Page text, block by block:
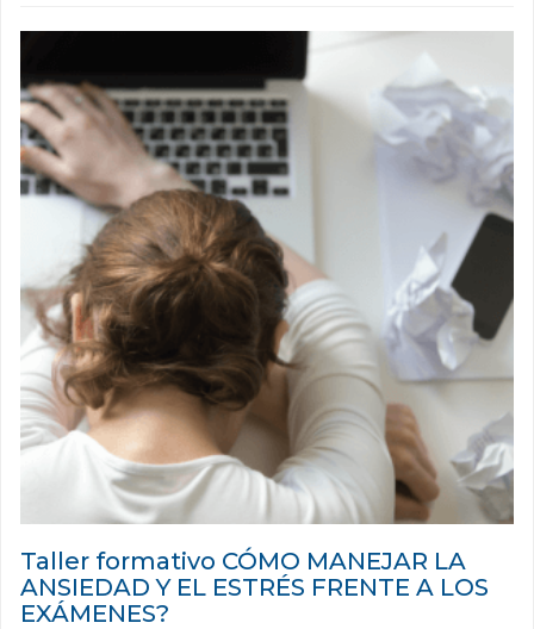
Taller formativo CÓMO MANEJAR LA
ANSIEDAD Y EL ESTRÉS FRENTE A LOS
EXÁMENES?